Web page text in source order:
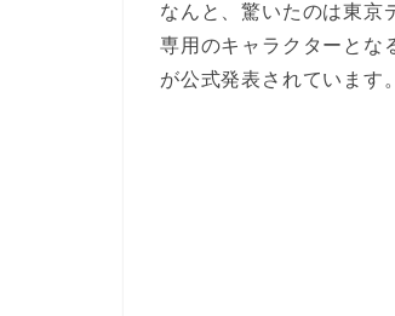
なんと、驚いたのは東京
専用のキャラクターとな
が公式発表されています。